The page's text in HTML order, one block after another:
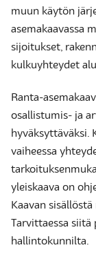
muun käytön
asemakaavassa
sijoitukset,
kulkuyhteydet
Ranta-
osallistumis- ja
hyväksyttäväksi.
vaiheessa
yleiskaava on
Kaavan
Tarvittaessa
hallintokunnilta.